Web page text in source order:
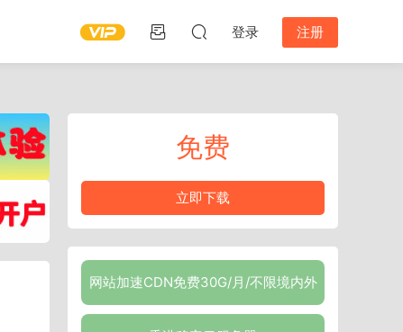
登录 注册
免费
立即下载
网站加速CDN免费30G/月/不限境内外